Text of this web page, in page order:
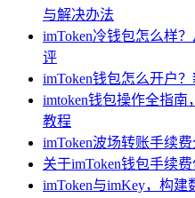
与解决办法
imToken冷钱包怎么样
评
imToken钱包怎么开户
imtoken钱包操作全指
教程
imToken波场转账手续
关于imToken钱包手续
imToken与imKey，构